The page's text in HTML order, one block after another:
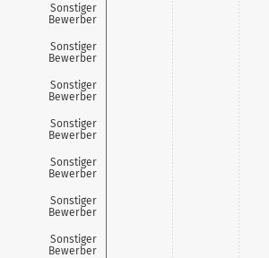
Sonstiger
Bewerber
Sonstiger
Bewerber
Sonstiger
Bewerber
Sonstiger
Bewerber
Sonstiger
Bewerber
Sonstiger
Bewerber
Sonstiger
Bewerber